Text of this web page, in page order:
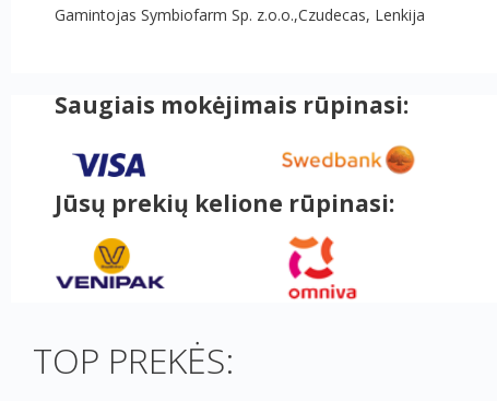
Gamintojas Symbiofarm Sp. z.o.o.,Czudecas, Lenkija
Saugiais mokėjimais rūpinasi:
Jūsų prekių kelione rūpinasi:
TOP PREKĖS: